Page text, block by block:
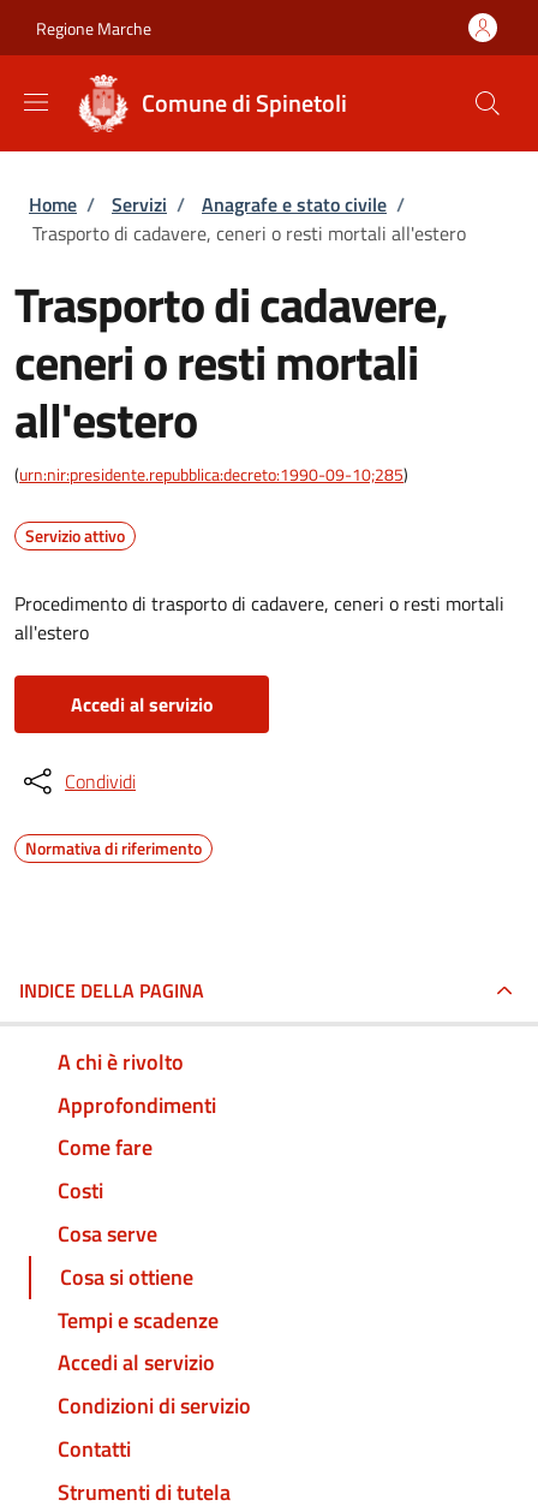
Regione Marche
Comune di Spinetoli
Briciole di pane
Home / Servizi / Anagrafe e stato civile /
Trasporto di cadavere, ceneri o resti mortali all'estero
Trasporto di cadavere,
ceneri o resti mortali
all'estero
(urn:nir:presidente.repubblica:decreto:1990-09-10;285)
Servizio attivo
Procedimento di trasporto di cadavere, ceneri o resti mortali
all'estero
Accedi al servizio
Condividi
Normativa di riferimento
INDICE DELLA PAGINA
A chi è rivolto
Approfondimenti
Come fare
Costi
Cosa serve
Cosa si ottiene
Tempi e scadenze
Accedi al servizio
Condizioni di servizio
Contatti
Strumenti di tutela